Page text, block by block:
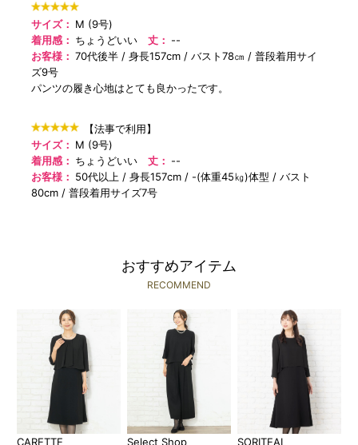
サイズ： M (9号)
着用感： ちょうどいい 丈： --
お客様：70代後半 身長157cm バスト78㎝
普段着用サイ
ズ9号
パンツの履き心地はとても良かったです。
【法事で利用】
サイズ： M (9号)
着用感： ちょうどいい 丈： --
お客様： 50代以上 身長157cm -(体重45㎏)体型
バスト
80cm
普段着用サイズ7号
おすすめアイテム
RECOMMEND
CARETTE Select Shop SORITEAL